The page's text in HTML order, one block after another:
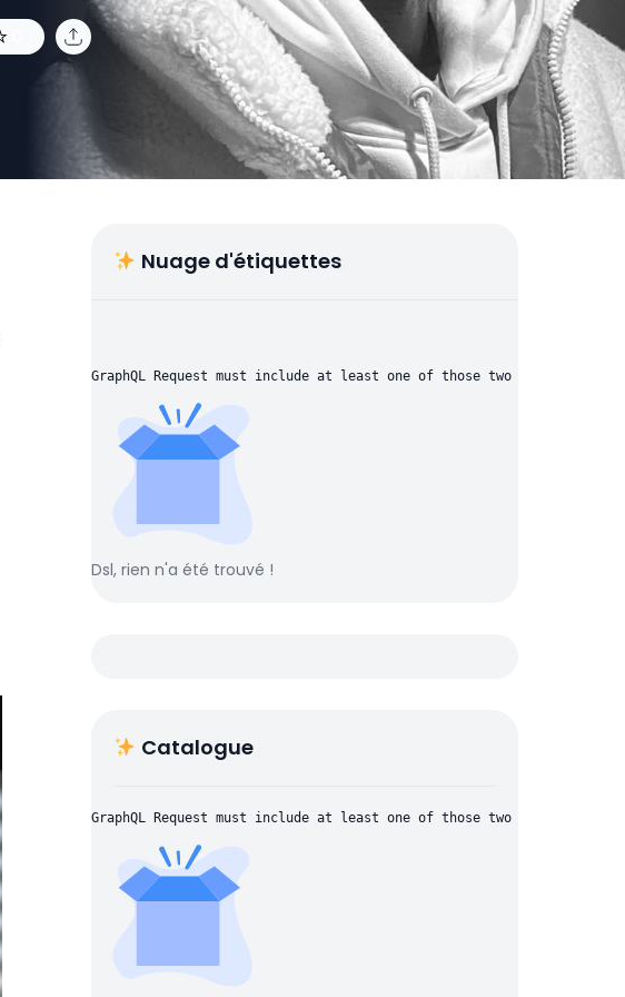
Nuage d'étiquettes
GraphQL Request must include at least one of those two parameters:
Dsl, rien n'a été trouvé !
Catalogue
GraphQL Request must include at least one of those two parameters: